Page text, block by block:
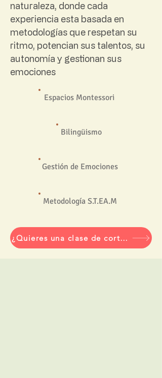
naturaleza, donde cada
experiencia esta basada en
metodologías que respetan su
ritmo, potencian sus talentos, su
autonomía y gestionan sus
emociones
Espacios Montessori
Bilingüismo
Gestión de Emociones
Metodología S.T.EA.M
¿Quieres una clase de cortesia?